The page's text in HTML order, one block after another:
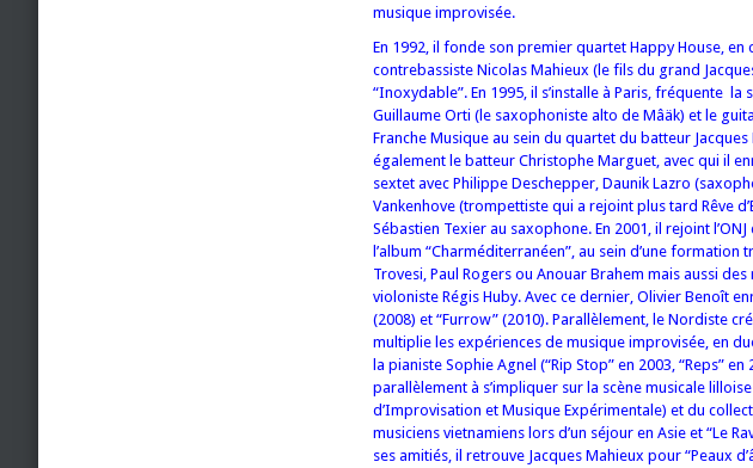
musique improvisée.
En 1992, il fonde son premier quartet Happy House,
contrebassiste Nicolas Mahieux (le fils du grand
“Inoxydable”. En 1995, il s’installe à Paris, fréquente
Guillaume Orti (le saxophoniste alto de Mâäk) et le
Franche Musique au sein du quartet du batteur
également le batteur Christophe Marguet, avec qui il
sextet avec Philippe Deschepper, Daunik Lazro
Vankenhove (trompettiste qui a rejoint plus tard Rêve
Sébastien Texier au saxophone. En 2001, il rejoint
l’album “Charméditerranéen”, au sein d’une
Trovesi, Paul Rogers ou Anouar Brahem mais aussi
violoniste Régis Huby. Avec ce dernier, Olivier Benoît
(2008) et “Furrow” (2010). Parallèlement, le Nordiste
multiplie les expériences de musique improvisée, en
la pianiste Sophie Agnel (“Rip Stop” en 2003, “Reps”
parallèlement à s’impliquer sur la scène musicale
d’Improvisation et Musique Expérimentale) et du
musiciens vietnamiens lors d’un séjour en Asie et “Le
ses amitiés, il retrouve Jacques Mahieux pour “Peaux